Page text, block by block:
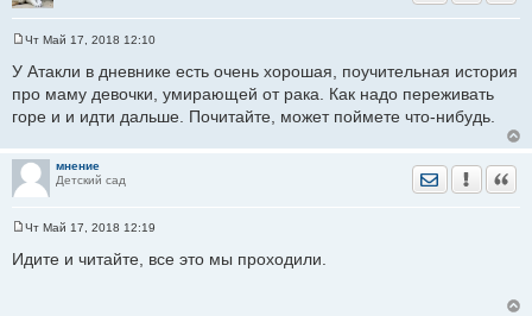
о
о
б
е
и
е
Чт Май 17, 2018 12:10
У Атакли в дневнике есть очень хорошая, поучительная история
про маму девочки, умирающей от рака. Как надо переживать
горе и и идти дальше. Почитайте, может поймете что-нибудь.
мнение
Детский сад
Отправить
о
Чт Май 17, 2018 12:19
Идите и читайте, все это мы проходили.